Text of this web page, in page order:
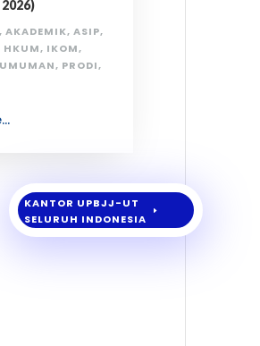
,AKADEMIK,ASIP,
HKUM, IKOM,
, PRODI,
KANTOR UPBJJ-UT
SELURUH INDONESIA